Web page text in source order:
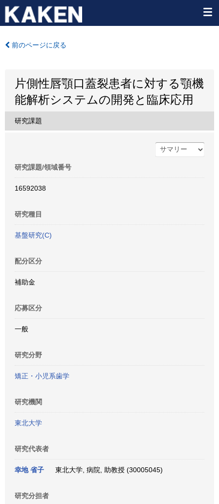
前のページに戻る
片側性唇顎口蓋裂患者に対する顎機
能解析システムの開発と臨床応用
研究課題
研究課題/領域番号
16592038
研究種目
基盤研究(C)
配分区分
補助金
応募区分
一般
研究分野
矯正・小児系歯学
研究機関
東北大学
研究代表者
幸地 省子 東北大学, 病院, 助教授 (30005045)
研究分担者